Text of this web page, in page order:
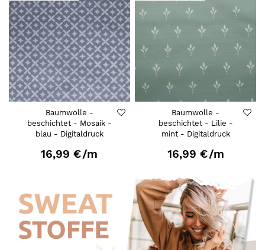
Baumwolle -
beschichtet - Mosaik -
blau - Digitaldruck
16,99 €/m
Baumwolle -
beschichtet - Lilie -
mint - Digitaldruck
16,99 €/m